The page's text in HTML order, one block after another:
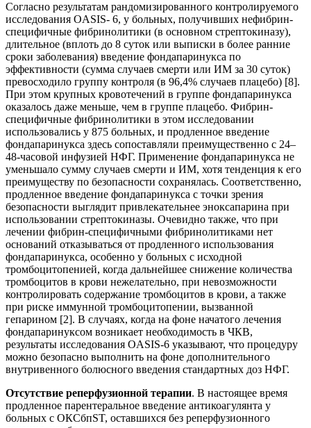
Согласно результатам рандомизированного контролируемого
исследования OASIS- 6, у больных, получивших нефибрин-
специфичные фибринолитики (в основном стрептокиназу),
длительное (вплоть до 8 суток или выписки в более ранние
сроки заболевания) введение фондапаринукса по
эффективности (сумма случаев смерти или ИМ за 30 суток)
превосходило группу контроля (в 96,4% случаев плацебо) [8].
При этом крупных кровотечений в группе фондапаринукса
оказалось даже меньше, чем в группе плацебо. Фибрин-
специфичные фибринолитики в этом исследовании
использовались у 875 больных, и продленное введение
фондапаринукса здесь сопоставляли преимущественно c 24–
48-часовой инфузией НФГ. Применение фондапаринукса не
уменьшало сумму случаев смерти и ИМ, хотя тенденция к его
преимуществу по безопасности сохранялась. Соответственно,
продленное введение фондапаринукса c точки зрения
безопасности выглядит привлекательнее эноксапарина при
использовании стрептокиназы. Очевидно также, что при
лечении фибрин-специфичными фибринолитиками нет
оснований отказываться от продленного использования
фондапаринукса, особенно у больных c исходной
тромбоцитопенией, когда дальнейшее снижение количества
тромбоцитов в крови нежелательно, при невозможности
контролировать содержание тромбоцитов в крови, а также
при риске иммунной тромбоцитопении, вызванной
гепарином [2]. В случаях, когда на фоне начатого лечения
фондапаринуксом возникает необходимость в ЧКВ,
результаты исследования OASIS-6 указывают, что процедуру
можно безопасно выполнить на фоне дополнительного
внутривенного болюсного введения стандартных доз НФГ.
Отсутствие реперфузионной терапии. В настоящее время
продленное парентеральное введение антикоагулянта у
больных c ОКСбпST, оставшихся без реперфузионного